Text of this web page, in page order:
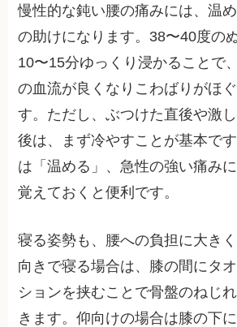
慢性的な鈍い腰の痛みには、温
の助けになります。38〜40度の
10〜15分ゆっくり浸かることで
の血流が良くなりこわばりがほ
す。ただし、ぶつけた直後や激
後は、まず冷やすことが基本で
は「温める」、急性の強い痛み
覚えておくと便利です。
寝る姿勢も、腰への負担に大き
向きで寝る場合は、膝の間にタ
ションを挟むことで骨盤のねじ
きます。仰向けの場合は膝の下